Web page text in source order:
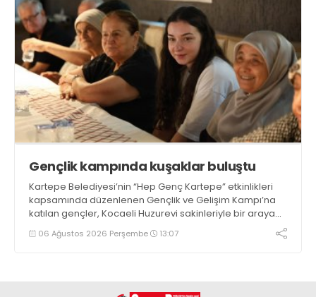
Gençlik kampında kuşaklar buluştu
Kartepe Belediyesi’nin “Hep Genç Kartepe” etkinlikleri
kapsamında düzenlenen Gençlik ve Gelişim Kampı’na
katılan gençler, Kocaeli Huzurevi sakinleriyle bir araya
geldi06 Ağustos 2026 Perşembe 13:07